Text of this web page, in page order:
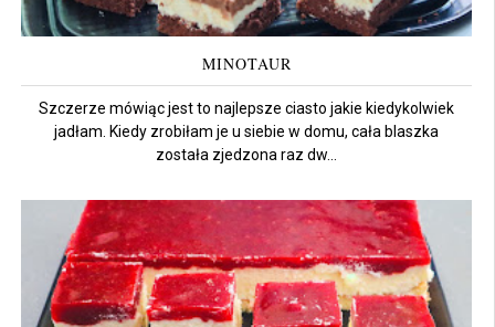
MINOTAUR
Szczerze mówiąc jest to najlepsze ciasto jakie kiedykolwiek
jadłam. Kiedy zrobiłam je u siebie w domu, cała blaszka
została zjedzona raz dw...